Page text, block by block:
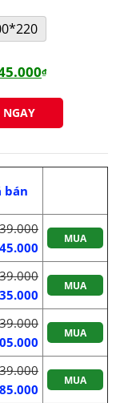
₫
bán
MUA
MUA
MUA
MUA